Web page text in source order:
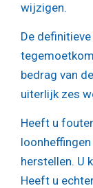
wijzigen.
De
bedrag van
uiterlijk zes
Heeft u
herstellen. U
Heeft u